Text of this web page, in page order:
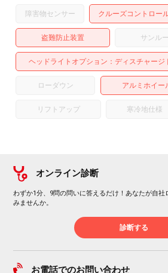
障害物センサー クルーズコントロー
盗難防止装置 サンル
ヘッドライトオプション ディスチャージ
ローダウン アルミホイー
リフトアップ 寒冷地仕様
オンライン診断
わずか1分、9問の問いに答えるだけ！あなたが自社
みませんか。
診断する
お電話でのお問い合わせ